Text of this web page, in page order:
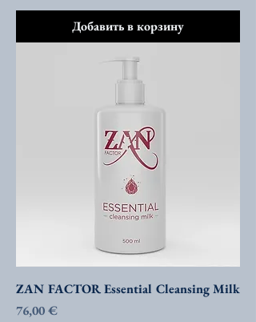
Добавить в корзину
ZAN FACTOR Essential Cleansing Milk
Цена
76,00 €